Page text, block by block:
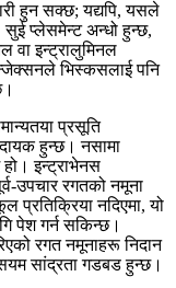
हुन सक्छ; यद्यपि, यसले
सुई प्लेसमेन्ट अन्धो हुन्छ,
वा इन्ट्रालुमिनल
भिस्कसलाई पनि
प्रसूति
हुन्छ। नसामा
हो। इन्ट्राभेनस
उपचार रगतको नमूना
नदिएमा, यो
पेश गर्न सकिन्छ।
रगत नमूनाहरू निदान
सांद्रता गडबड हुन्छ।